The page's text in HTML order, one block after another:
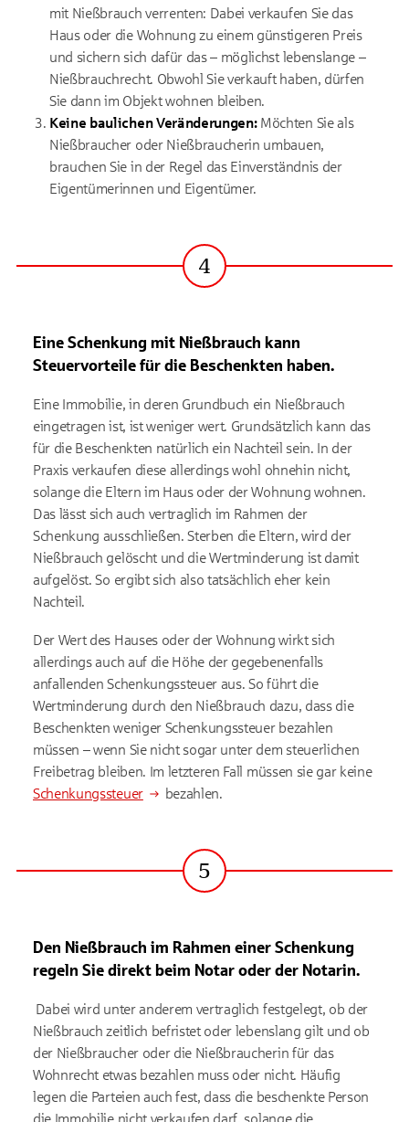
mit Nießbrauch verrenten: Dabei verkaufen Sie das
Haus oder die Wohnung zu einem günstigeren Preis
und sichern sich dafür das – möglichst lebenslange –
Nießbrauchrecht. Obwohl Sie verkauft haben, dürfen
Sie dann im Objekt wohnen bleiben.
Keine baulichen Veränderungen:Möchten Sie als
Nießbraucher oder Nießbraucherin umbauen,
brauchen Sie in der Regel das Einverständnis der
Eigentümerinnen und Eigentümer.
Schritt
4
Eine Schenkung mit Nießbrauch kann
Steuervorteile für die Beschenkten haben.
Eine Immobilie, in deren Grundbuch ein Nießbrauch
eingetragen ist, ist weniger wert. Grundsätzlich kann das
für die Beschenkten natürlich ein Nachteil sein. In der
Praxis verkaufen diese allerdings wohl ohnehin nicht,
solange die Eltern im Haus oder der Wohnung wohnen.
Das lässt sich auch vertraglich im Rahmen der
Schenkung ausschließen. Sterben die Eltern, wird der
Nießbrauch gelöscht und die Wertminderung ist damit
aufgelöst. So ergibt sich also tatsächlich eher kein
Nachteil.
Der Wert des Hauses oder der Wohnung wirkt sich
allerdings auch auf die Höhe der gegebenenfalls
anfallenden Schenkungssteuer aus. So führt die
Wertminderung durch den Nießbrauch dazu, dass die
Beschenkten weniger Schenkungssteuer bezahlen
müssen – wenn Sie nicht sogar unter dem steuerlichen
Freibetrag bleiben. Im letzteren Fall müssen sie gar keine
Schenkungssteuer
bezahlen.
Schritt
5
Den Nießbrauch im Rahmen einer Schenkung
regeln Sie direkt beim Notar oder der Notarin.
Dabei wird unter anderem vertraglich festgelegt, ob der
Nießbrauch zeitlich befristet oder lebenslang gilt und ob
der Nießbraucher oder die Nießbraucherin für das
Wohnrecht etwas bezahlen muss oder nicht. Häufig
legen die Parteien auch fest, dass die beschenkte Person
die Immobilie nicht verkaufen darf, solange die